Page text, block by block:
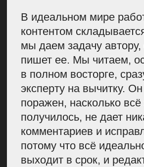
маркетинг не существует
в вакууме, поэтому мы учитываем:
Цели бизнеса:зачем компании
контент и какими форматами
этих целей можно достичь
в этом году. Например, к нам
приходит вышестоящий
сотрудник, говорит о том, что
нам нужно заработать 100
миллионов в этом году,
и мы вместе думаем: а как
можем помочь компании это
сделать? Анализируем
инструменты, придумываем